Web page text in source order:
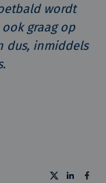
wordt
graag op
dus, inmiddels